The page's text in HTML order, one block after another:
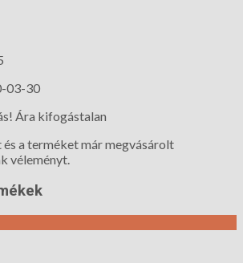
03-30
Ára kifogástalan
a terméket már megvásárolt
véleményt.